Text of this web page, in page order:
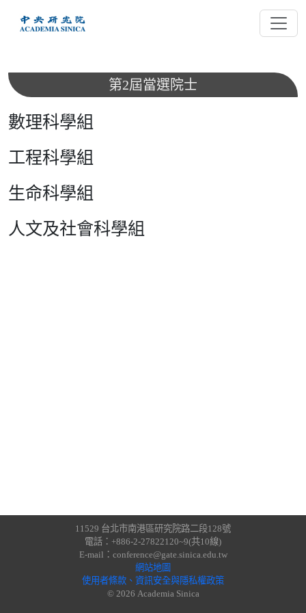
內
第2屆當選院士
數理科學組
工程科學組
生命科學組
人文及社會科學組
11529 台北市南港區研究院路二段128號
電話：+886-2-27822120~9(共10線)
E-mail：conference@gate.sinica.edu.tw
網站地圖
使用者條款、資訊安全與隱私權政策
© 2026 Academia Sinica